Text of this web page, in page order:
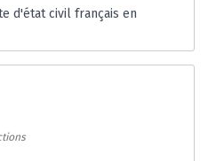
d'état civil français en